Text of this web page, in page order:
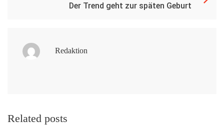
Der Trend geht zur späten Geburt
Redaktion
Related posts